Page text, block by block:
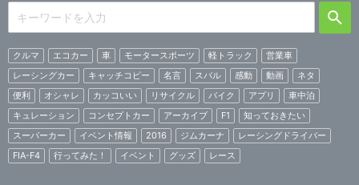
クルマ エコカー 車 モータースポーツ 軽トラック
営業車
レーシングカー
キャッチコピー 名言 スバル 感動 動画
ネタ
便利
オシャレ カッコいい リサイクル バイク アプリ
車中泊
キュレーション
コンセプトカー アーカイブ F1
知っておきたい
スーパーカー
イベント情報 2016 ジムカーナ
レーシングドライバー
FIA-F4
行ってみた！ イベント グッズ レース